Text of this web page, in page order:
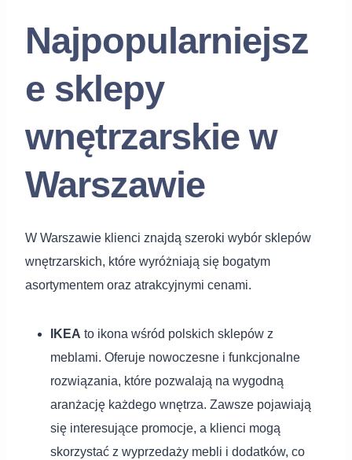
Najpopularniejsz
e sklepy
wnętrzarskie w
Warszawie
W Warszawie klienci znajdą szeroki wybór sklepów
wnętrzarskich, które wyróżniają się bogatym
asortymentem oraz atrakcyjnymi cenami.
IKEA to ikona wśród polskich sklepów z
meblami. Oferuje nowoczesne i funkcjonalne
rozwiązania, które pozwalają na wygodną
aranżację każdego wnętrza. Zawsze pojawiają
się interesujące promocje, a klienci mogą
skorzystać z wyprzedaży mebli i dodatków, co